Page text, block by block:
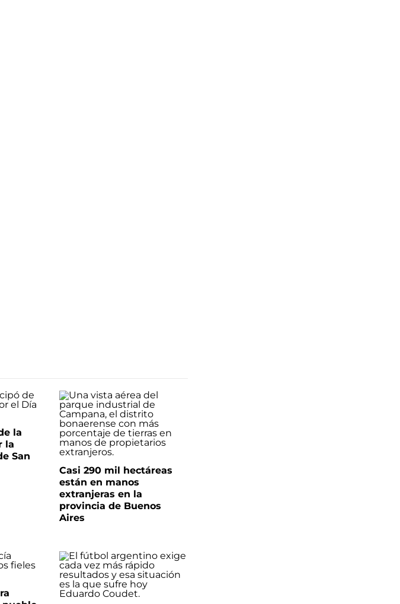
la
la
San
Casi 290 mil hectáreas
están en manos
extranjeras en la
provincia de Buenos
Aires